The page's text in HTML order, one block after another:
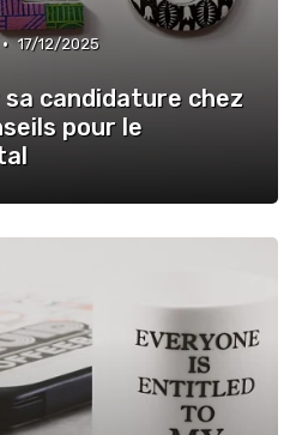
• 17/12/2025
candidature chez
pour le